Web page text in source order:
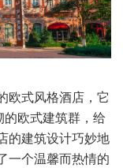
欧式风格酒店，它
欧式建筑群，给
的建筑设计巧妙地
一个温馨而热情的